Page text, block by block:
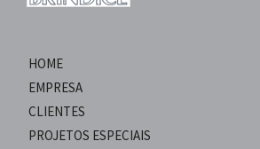
HOME
EMPRESA
CLIENTES
PROJETOS ESPECIAIS